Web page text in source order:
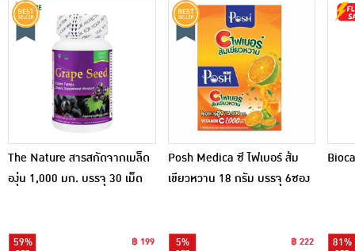
The Nature สารสกัดจากเมล็ด
องุ่น 1,000 มก. บรรจุ 30 เม็ด
59%
฿ 199
Posh Medica ซี ไฟเบอร์ ส้ม
เขียวหวาน 18 กรัม บรรจุ 6ซอง
5%
฿ 222
81%